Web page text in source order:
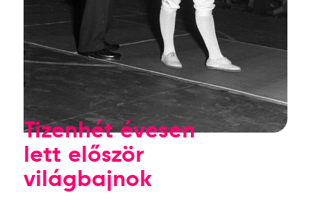
Tizenhét évesen
lett először
világbajnok